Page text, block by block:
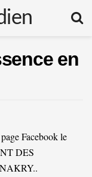
en
Facebook le
DES